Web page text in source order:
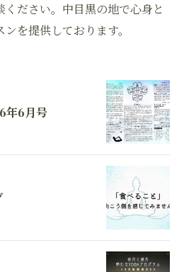
ださい。中目黒の地で心身と
を提供しております。
年6月号